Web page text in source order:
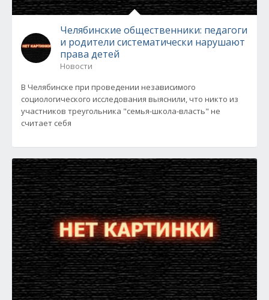
Челябинские общественники: педагоги
и родители систематически нарушают
права детей
Новости
В Челябинске при проведении независимого
социологического исследования выяснили, что никто из
участников треугольника "семья-школа-власть" не
считает себя